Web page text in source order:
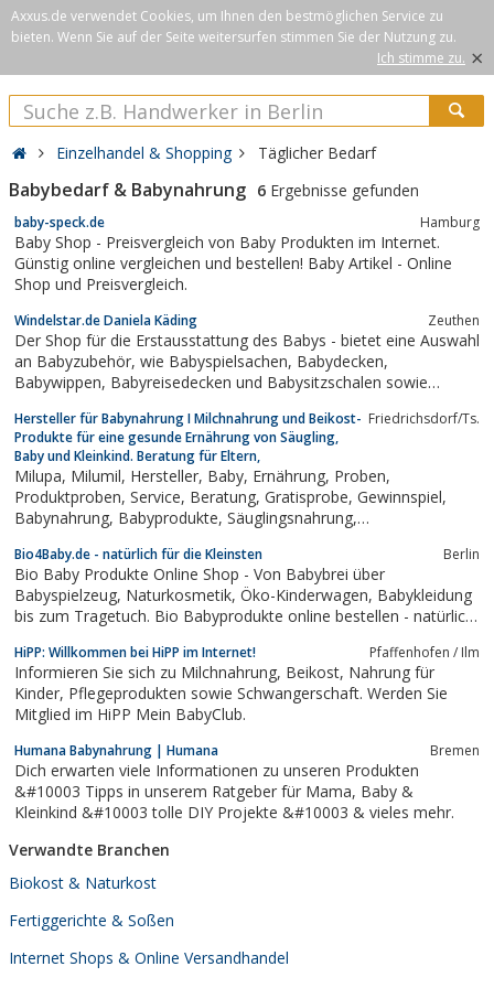
Axxus.de verwendet Cookies, um Ihnen den bestmöglichen Service zu
bieten. Wenn Sie auf der Seite weitersurfen stimmen Sie der Nutzung zu.
Ich stimme zu. ×
Einzelhandel & Shopping Täglicher Bedarf
Babybedarf & Babynahrung 6 Ergebnisse gefunden
baby-speck.de Hamburg
Baby Shop - Preisvergleich von Baby Produkten im Internet.
Günstig online vergleichen und bestellen! Baby Artikel - Online
Shop und Preisvergleich.
Windelstar.de Daniela Käding Zeuthen
Der Shop für die Erstausstattung des Babys - bietet eine Auswahl
an Babyzubehör, wie Babyspielsachen, Babydecken,
Babywippen, Babyreisedecken und Babysitzschalen sowie
ebenfalls verschiedene Babybekleidung, hier haben wir ein
Sortiment an Babybekleidung aus...
Hersteller für Babynahrung I Milchnahrung und Beikost-
Produkte für eine gesunde Ernährung von Säugling,
Baby und Kleinkind. Beratung für Eltern,
Friedrichsdorf/Ts.
Milupa, Milumil, Hersteller, Baby, Ernährung, Proben,
Produktproben, Service, Beratung, Gratisprobe, Gewinnspiel,
Babynahrung, Babyprodukte, Säuglingsnahrung,
Bio4Baby.de - natürlich für die Kleinsten Berlin
Bio Baby Produkte Online Shop - Von Babybrei über
Babyspielzeug, Naturkosmetik, Öko-Kinderwagen, Babykleidung
bis zum Tragetuch. Bio Babyprodukte online bestellen - natürlich
HiPP: Willkommen bei HiPP im Internet! Pfaffenhofen / Ilm
Informieren Sie sich zu Milchnahrung, Beikost, Nahrung für
Kinder, Pflegeprodukten sowie Schwangerschaft. Werden Sie
Mitglied im HiPP Mein BabyClub.
Humana Babynahrung | Humana Bremen
Dich erwarten viele Informationen zu unseren Produkten
&#10003 Tipps in unserem Ratgeber für Mama, Baby &
Kleinkind &#10003 tolle DIY Projekte &#10003 & vieles mehr.
Verwandte Branchen
Biokost & Naturkost
Fertiggerichte & Soßen
Internet Shops & Online Versandhandel